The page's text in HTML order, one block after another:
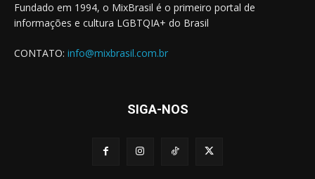
Fundado em 1994, o MixBrasil é o primeiro portal de
informações e cultura LGBTQIA+ do Brasil
CONTATO: info@mixbrasil.com.br
SIGA-NOS